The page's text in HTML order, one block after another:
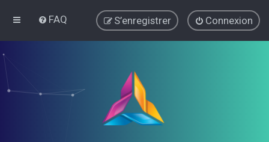
FAQ Connexion
S’enregistrer